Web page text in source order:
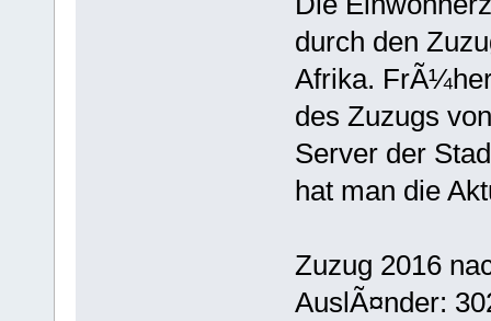
durch den
Afrika.
des Zuzugs
Server der
hat man die
Zuzug 2016
AuslÃ¤nder: